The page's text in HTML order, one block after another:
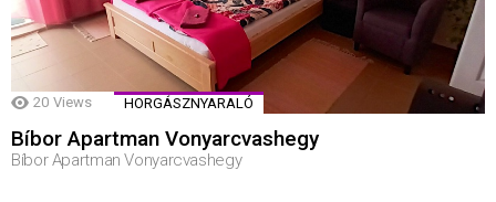
20 Views HORGÁSZNYARALÓ
Bíbor Apartman Vonyarcvashegy
Bíbor Apartman Vonyarcvashegy